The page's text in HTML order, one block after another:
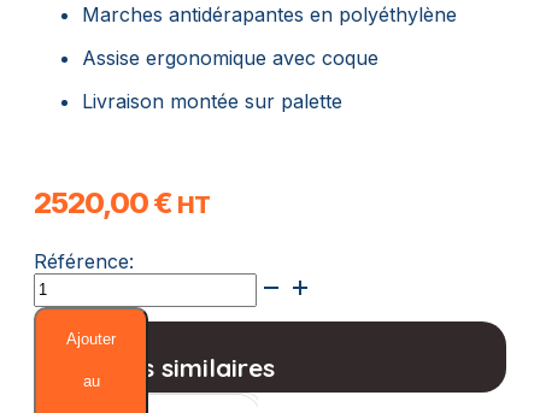
Marches antidérapantes en polyéthylène
Assise ergonomique avec coque
Livraison montée sur palette
2520,00€ HT
Référence:
quantité
de
Chaise
surveillance
Ajouter
au
Produits similaires